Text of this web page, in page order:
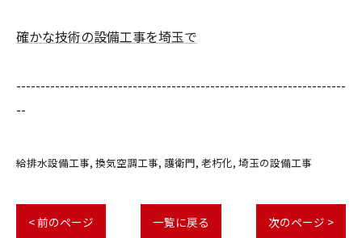
確かな技術の設備工事を埼玉で
--------------------------------------------------------------------
--
給排水設備工事 換気空調工事 護衛門 老朽化 埼玉の設備工事
< 前のページ 一覧に戻る 次のページ >